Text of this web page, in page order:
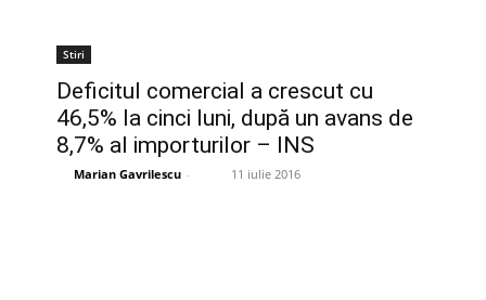
Stiri
Deficitul comercial a crescut cu
46,5% la cinci luni, după un avans de
8,7% al importurilor – INS
Marian Gavrilescu - 11 iulie 2016